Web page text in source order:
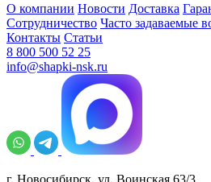
О компании Новости Доставка
Сотрудничество Часто задаваемые
Контакты Статьи
8 800 500 52 25
info@shapki-nsk.ru
г. Новосибирск, ул. Воинская 63/3